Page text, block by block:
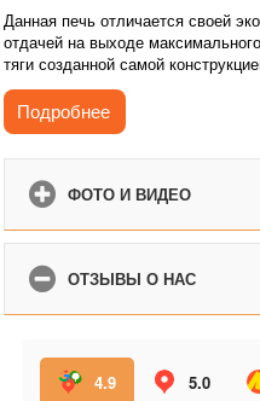
Данная печь отличается своей
отдачей на выходе
тяги созданной самой
подойдет для охотников,
природе, даче.
Казан продается отдельно.
Подробнее
ФОТО И ВИДЕО
ОТЗЫВЫ О НАС
4.9 5.0